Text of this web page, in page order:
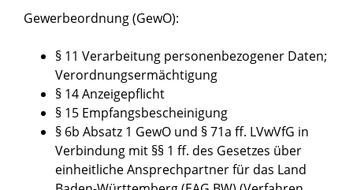
Gewerbeordnung (GewO):
§ 11 Verarbeitung personenbezogener Daten;
Verordnungsermächtigung
§ 14 Anzeigepflicht
§ 15 Empfangsbescheinigung
§ 6b Absatz 1 GewO und § 71a ff. LVwVfG in
Verbindung mit §§ 1 ff. des Gesetzes über
einheitliche Ansprechpartner für das Land